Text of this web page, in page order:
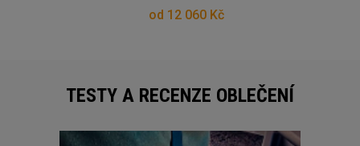
od 12 060 Kč
TESTY A RECENZE OBLEČENÍ